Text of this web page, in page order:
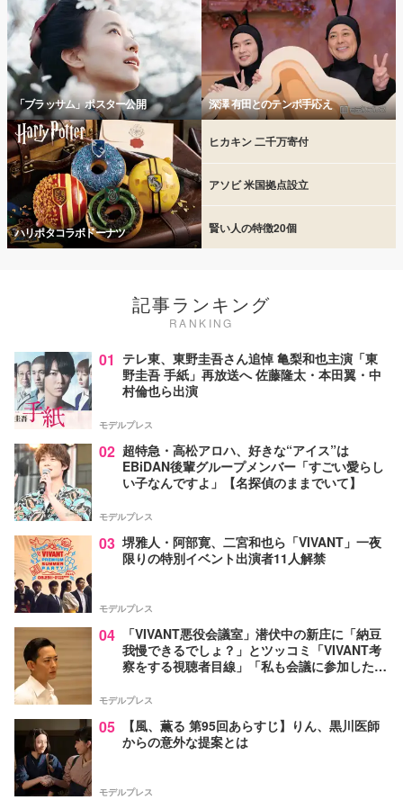
「ブラッサム」ポスター公開 深澤 有田とのテンポ手応え
ハリポタコラボドーナツ
ヒカキン 二千万寄付
アソビ 米国拠点設立
賢い人の特徴20個
記事ランキング
RANKING
01 テレ東、東野圭吾さん追悼 亀梨和也主演「東
野圭吾 手紙」再放送へ 佐藤隆太・本田翼・中
村倫也ら出演
モデルプレス
02 超特急・高松アロハ、好きな“アイス”は
EBiDAN後輩グループメンバー「すごい愛らし
い子なんですよ」【名探偵のままでいて】
モデルプレス
03 堺雅人・阿部寛、二宮和也ら「VIVANT」一夜
限りの特別イベント出演者11人解禁
モデルプレス
04
「VIVANT悪役会議室」潜伏中の新庄に「納豆
我慢できるでしょ？」とツッコミ「VIVANT考
察をする視聴者目線」「私も会議に参加した
モデルプレス
05
【風、薫る 第95回あらすじ】りん、黒川医師
からの意外な提案とは
モデルプレス